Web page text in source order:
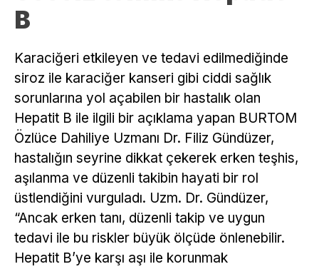
B
Karaciğeri etkileyen ve tedavi edilmediğinde
siroz ile karaciğer kanseri gibi ciddi sağlık
sorunlarına yol açabilen bir hastalık olan
Hepatit B ile ilgili bir açıklama yapan BURTOM
Özlüce Dahiliye Uzmanı Dr. Filiz Gündüzer,
hastalığın seyrine dikkat çekerek erken teşhis,
aşılanma ve düzenli takibin hayati bir rol
üstlendiğini vurguladı. Uzm. Dr. Gündüzer,
“Ancak erken tanı, düzenli takip ve uygun
tedavi ile bu riskler büyük ölçüde önlenebilir.
Hepatit B’ye karşı aşı ile korunmak